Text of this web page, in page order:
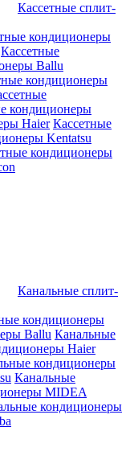
Кассетные сплит-
кондиционеры
Кассетные
Ballu
кондиционеры
кондиционеры
Haier Кассетные
Kentatsu
кондиционеры
Канальные сплит-
кондиционеры
Ballu Канальные
Haier
кондиционеры
Канальные
MIDEA
кондиционеры